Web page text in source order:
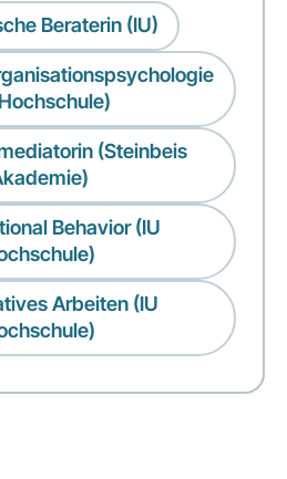
Beraterin (IU)
(Steinbeis
Behavior (IU
Arbeiten (IU